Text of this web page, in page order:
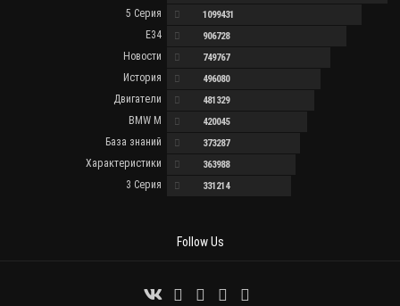
5 Серия 1099431
E34 906728
Новости 749767
История 496080
Двигатели 481329
BMW M 420045
База знаний 373287
Характеристики 363988
3 Серия 331214
Follow Us